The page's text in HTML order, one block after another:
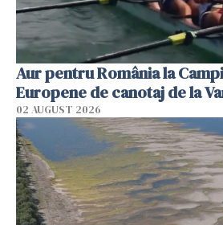
Aur pentru România la
Europene de canotaj de la
02 AUGUST 2026